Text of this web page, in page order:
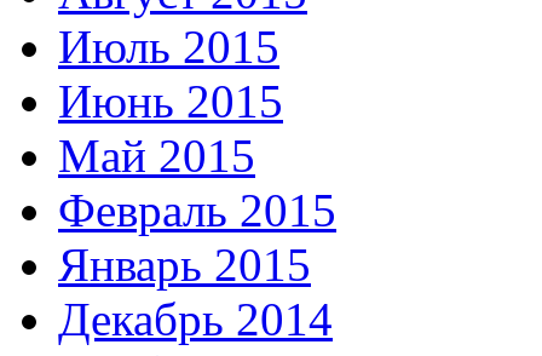
Июль 2015
Июнь 2015
Май 2015
Февраль 2015
Январь 2015
Декабрь 2014